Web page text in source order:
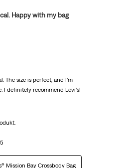
Happy with my bag
The size is perfect, and I’m
definitely recommend Levi’s!
Mission Bay Crossbody Bag